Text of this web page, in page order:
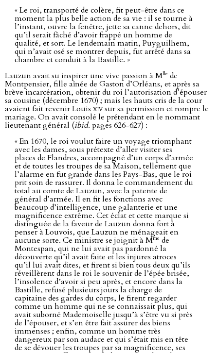
« Le roi, transporté de colère, fit peut-être dans ce
moment la plus belle action de sa vie : il se tourne à
l’instant, ouvre la fenêtre, jette sa canne dehors, dit
qu’il serait fâché d’avoir frappé un homme de
qualité, et sort. Le lendemain matin, Puyguilhem,
qui n’avait osé se montrer depuis, fut arrêté dans sa
chambre et conduit à la Bastille. »
Lauzun avait su inspirer une vive passion à Mlle de
Montpensier, fille aînée de Gaston d’Orléans, et après sa
brève incarcération, obtenir du roi l’autorisation d’épouser
sa cousine (décembre 1670) ; mais les hauts cris de la cour
avaient fait revenir Louis xivsur sa permission et rompre le
mariage. On avait consolé le prétendant en le nommant
lieutenant général (ibid. pages 626-627) :
« En 1670, le roi voulut faire un voyage triomphant
avec les dames, sous prétexte d’aller visiter ses
places de Flandres, accompagné d’un corps d’armée
et de toutes les troupes de sa Maison, tellement que
l’alarme en fut grande dans les Pays-Bas, que le roi
prit soin de rassurer. Il donna le commandement du
total au comte de Lauzun, avec la patente de
général d’armée. Il en fit les fonctions avec
beaucoup d’intelligence, une galanterie et une
magnificence extrême. Cet éclat et cette marque si
distinguée de la faveur de Lauzun donna fort à
penser à Louvois, que Lauzun ne ménageait en
aucune sorte. Ce ministre se joignit à Mme de
Montespan, qui ne lui avait pas pardonné la
découverte qu’il avait faite et les injures atroces
qu’il lui avait dites, et firent si bien tous deux qu’ils
réveillèrent dans le roi le souvenir de l’épée brisée,
l’insolence d’avoir si peu après, et encore dans la
Bastille, refusé plusieurs jours la charge de
capitaine des gardes du corps, le firent regarder
comme un homme qui ne se connaissait plus, qui
avait suborné Mademoiselle jusqu’à s’être vu si près
de l’épouser, et s’en être fait assurer des biens
immenses ; enfin, comme un homme très
dangereux par son audace et qui s’était mis en tête
de se dévouer les troupes par sa magnificence, ses